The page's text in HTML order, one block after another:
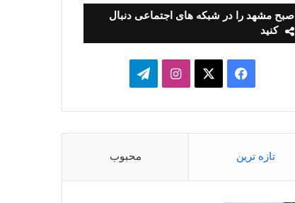
صبح مشهد را در شبکه های اجتماعی دنبال
کنید
فیسبوک ایکساینستاگرامتلگرام
تازه ترین محبوب